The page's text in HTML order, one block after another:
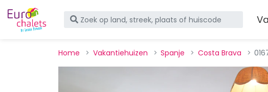
Home Vakantiehuizen Spanje Costa Brava